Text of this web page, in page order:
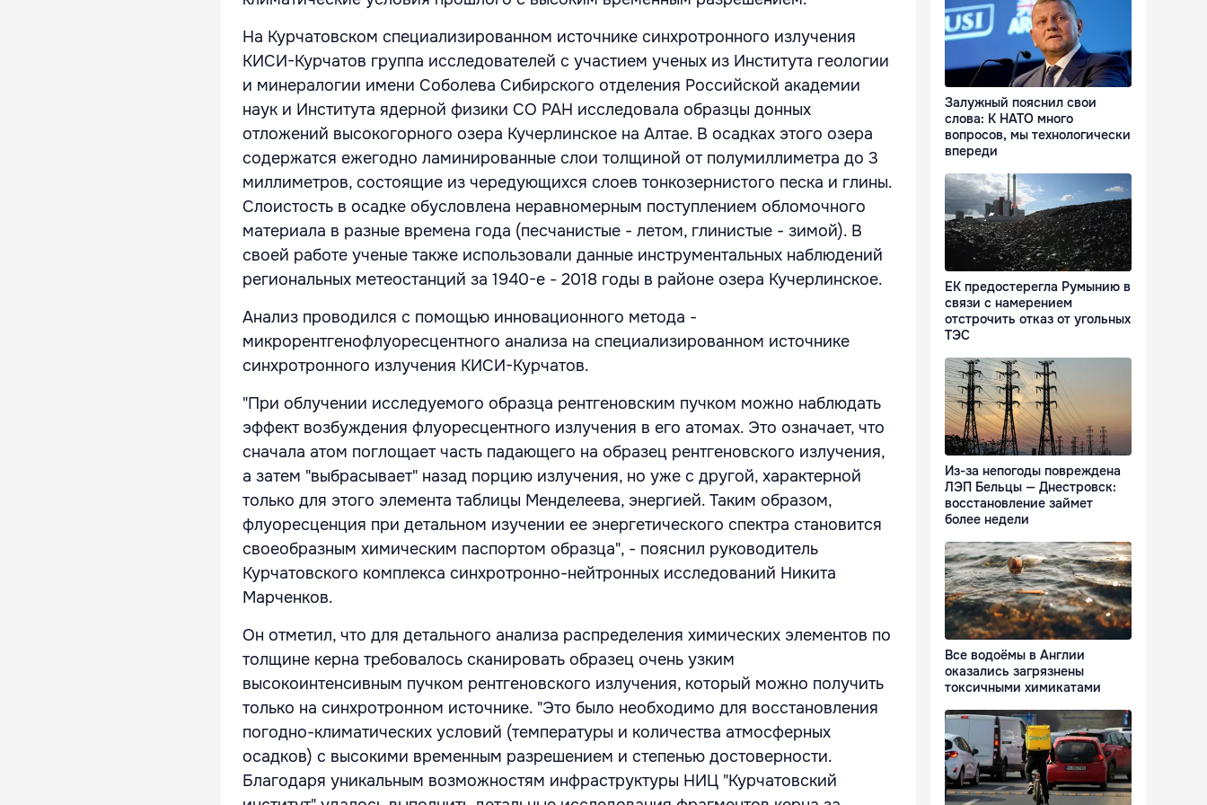
На Курчатовском специализированном источнике синхротронного излучения
КИСИ-Курчатов группа исследователей с участием ученых из Института геологии
и минералогии имени Соболева Сибирского отделения Российской академии
наук и Института ядерной физики СО РАН исследовала образцы донных
отложений высокогорного озера Кучерлинское на Алтае. В осадках этого озера
содержатся ежегодно ламинированные слои толщиной от полумиллиметра до 3
миллиметров, состоящие из чередующихся слоев тонкозернистого песка и глины.
Слоистость в осадке обусловлена неравномерным поступлением обломочного
материала в разные времена года (песчанистые - летом, глинистые - зимой). В
своей работе ученые также использовали данные инструментальных наблюдений
региональных метеостанций за 1940-е - 2018 годы в районе озера Кучерлинское.
Анализ проводился с помощью инновационного метода -
микрорентгенофлуоресцентного анализа на специализированном источнике
синхротронного излучения КИСИ-Курчатов.
"При облучении исследуемого образца рентгеновским пучком можно наблюдать
эффект возбуждения флуоресцентного излучения в его атомах. Это означает, что
сначала атом поглощает часть падающего на образец рентгеновского излучения,
а затем "выбрасывает" назад порцию излучения, но уже с другой, характерной
только для этого элемента таблицы Менделеева, энергией. Таким образом,
флуоресценция при детальном изучении ее энергетического спектра становится
своеобразным химическим паспортом образца", - пояснил руководитель
Курчатовского комплекса синхротронно-нейтронных исследований Никита
Марченков.
Он отметил, что для детального анализа распределения химических элементов по
толщине керна требовалось сканировать образец очень узким
высокоинтенсивным пучком рентгеновского излучения, который можно получить
только на синхротронном источнике. "Это было необходимо для восстановления
погодно-климатических условий (температуры и количества атмосферных
осадков) с высокими временным разрешением и степенью достоверности.
Благодаря уникальным возможностям инфраструктуры НИЦ "Курчатовский
Залужный пояснил свои
слова: К НАТО много
вопросов, мы технологически
впереди
ЕК предостерегла Румынию в
связи с намерением
отстрочить отказ от угольных
ТЭС
Из-за непогоды повреждена
ЛЭП Бельцы — Днестровск:
восстановление займет
более недели
Все водоёмы в Англии
оказались загрязнены
токсичными химикатами